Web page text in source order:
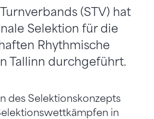
(STV) hat
Selektion für die
Rhythmische
Tallinn durchgeführt.
des Selektionskonzepts
in